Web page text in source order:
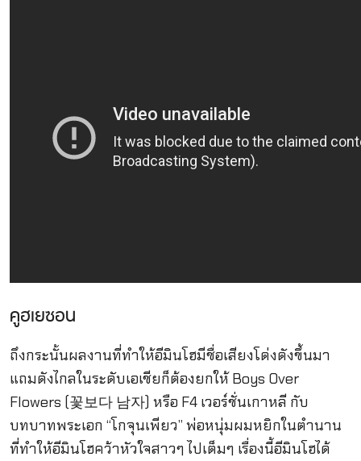
คูฮเยซอน
ถึงกระนั้นผลงานที่ทำให้อีมินโฮมีชื่อเสียงโด่งดังขึ้นมา
แถมดังไกลในระดับเอเชียก็ต้องยกให้ Boys Over
Flowers (꽃보다 남자) หรือ F4 เวอร์ชั่นเกาหลี กับ
บทบาทพระเอก “โกจุนเพียว” พ่อหนุ่มผมหยิกในตำนาน
ที่ทำให้อีมินโฮคว้าหัวใจสาวๆ ไปเต็มๆ เรื่องนี้อีมินโฮได้